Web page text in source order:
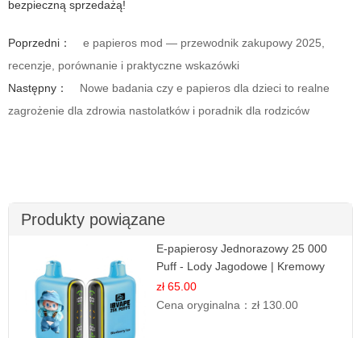
bezpieczną sprzedażą!
Poprzedni：
e papieros mod — przewodnik zakupowy 2025,
recenzje, porównanie i praktyczne wskazówki
Następny：
Nowe badania czy e papieros dla dzieci to realne
zagrożenie dla zdrowia nastolatków i poradnik dla rodziców
Produkty powiązane
E-papierosy Jednorazowy 25 000
Puff - Lody Jagodowe | Kremowy
Smak
zł 65.00
Cena oryginalna：zł 130.00